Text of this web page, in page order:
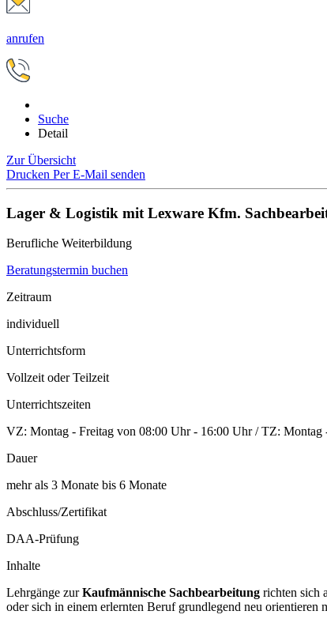
anrufen
Suche
Detail
Zur Übersicht
Drucken Per E-Mail senden
Lager & Logistik mit Lexware Kfm.
Berufliche Weiterbildung
Beratungstermin buchen
Zeitraum
individuell
Unterrichtsform
Vollzeit oder Teilzeit
Unterrichtszeiten
VZ: Montag - Freitag von 08:00 Uhr - 16:00 Uhr / TZ:
Dauer
mehr als 3 Monate bis 6 Monate
Abschluss/Zertifikat
DAA-Prüfung
Inhalte
Lehrgänge zurKaufmännische Sachbearbeitung richten sich
oder sich in einem erlernten Beruf grundlegend neu orientieren